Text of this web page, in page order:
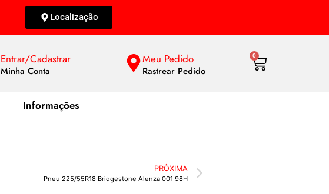
Localização
Entrar/Cadastrar
Minha Conta
Meu Pedido
Rastrear Pedido
0
Informações
PRÔXIMA
Pneu 225/55R18 Bridgestone Alenza 001 98H